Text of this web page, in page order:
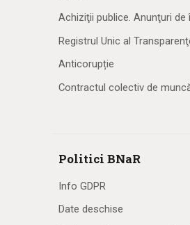
Achiziţii publice. Anunţuri de
Registrul Unic al
Anticorupție
Contractul colectiv de
Politici BNaR
Info GDPR
Date deschise